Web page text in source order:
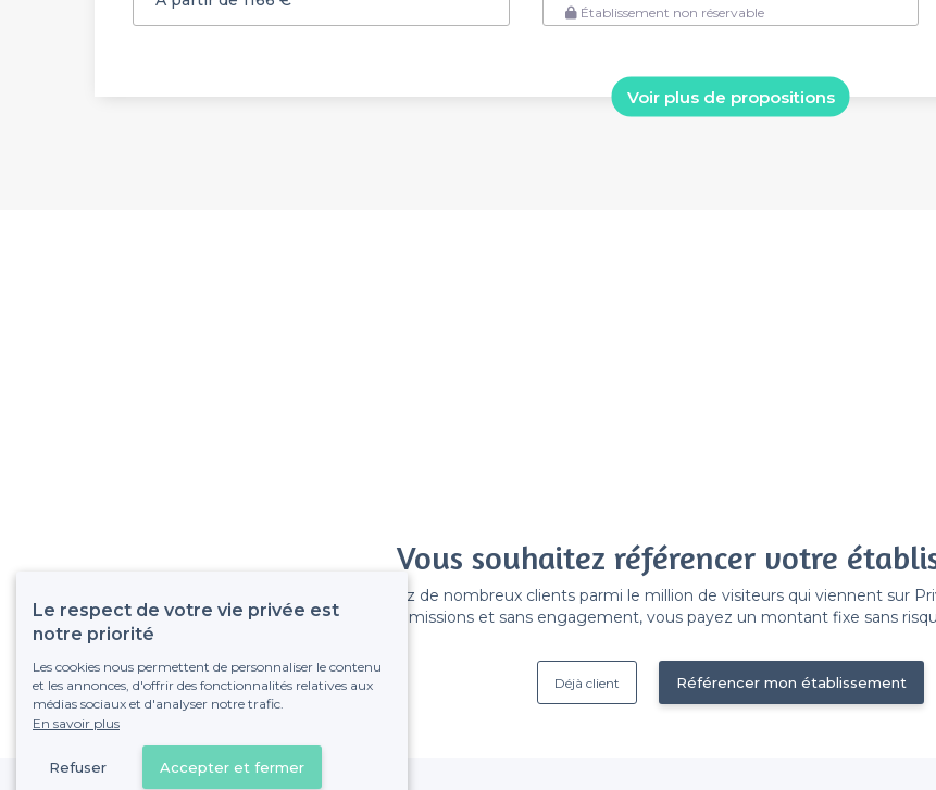
Établissement non réservable
Voir plus de propositions
Vous souhaitez référencer votre
Gagnez de nombreux clients parmi le million de visiteurs qui viennent sur
Pas de commissions et sans engagement, vous payez un montant fixe sans
Référencer mon établissement
Déjà client
Le respect de votre vie privée est
notre priorité
Les cookies nous permettent de personnaliser le contenu
et les annonces, d'offrir des fonctionnalités relatives aux
médias sociaux et d'analyser notre trafic.
En savoir plus
Refuser Accepter et fermer